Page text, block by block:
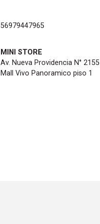
56979447965
MINI STORE
Av. Nueva Providencia N° 2155
Mall Vivo Panoramico piso 1